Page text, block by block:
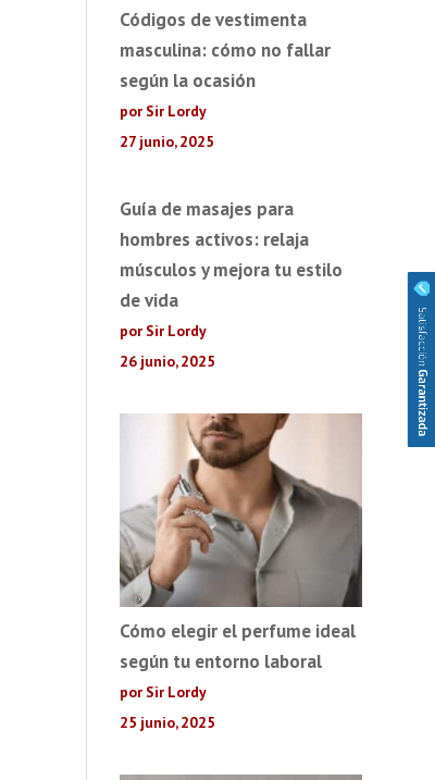
Códigos de vestimenta
masculina: cómo no fallar
según la ocasión
por Sir Lordy
27 junio, 2025
Guía de masajes para
hombres activos: relaja
músculos y mejora tu estilo
de vida
por Sir Lordy
26 junio, 2025
Cómo elegir el perfume ideal
según tu entorno laboral
por Sir Lordy
25 junio, 2025